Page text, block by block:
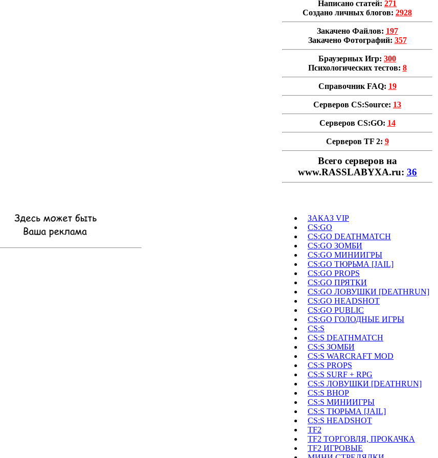
Написано статей: 271
Создано личных блогов: 2928
Закачено Файлов: 197
Закачено Фотографий: 357
Браузерных Игр: 300
Психологических тестов: 8
Справочник FAQ: 19
Серверов CS:Source: 13
Серверов CS:GO: 14
Серверов TF 2: 9
Всего cерверов на
www.RASSLABYXA.ru: 36
ЗАКАЗ VIP
CS:GO
CS:GO DEATHMATCH
CS:GO ЗОМБИ
CS:GO МИНИИГРЫ
CS:GO ТЮРЬМА [JAIL]
CS:GO PROPS
CS:GO ПРЯТКИ
CS:GO ЛОВУШКИ [DEATHRUN]
CS:GO HEADSHOT
CS:GO PUBLIC
CS:GO ГОЛОДНЫЕ ИГРЫ
CS:S
CS:S DEATHMATCH
CS:S ЗОМБИ
CS:S WARCRAFT MOD
CS:S PROPS
CS:S SURF + RPG
CS:S ЛОВУШКИ [DEATHRUN]
CS:S BHOP
CS:S МИНИИГРЫ
CS:S ТЮРЬМА [JAIL]
CS:S HEADSHOT
TF2
TF2 ТОРГОВЛЯ, ПРОКАЧКА
TF2 ИГРОВЫЕ